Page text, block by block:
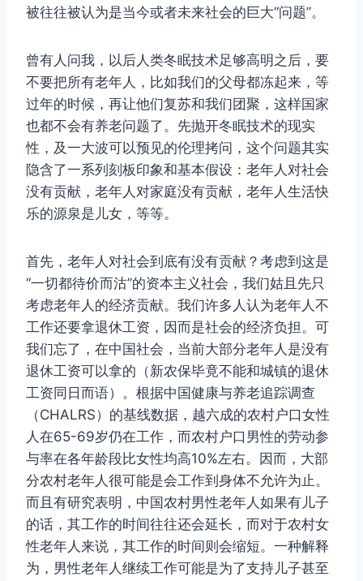
被往往被认为是当今或者未来社会的巨大“问题”。
曾有人问我，以后人类冬眠技术足够高明之后，要
不要把所有老年人，比如我们的父母都冻起来，等
过年的时候，再让他们复苏和我们团聚，这样国家
也都不会有养老问题了。先抛开冬眠技术的现实
性，及一大波可以预见的伦理拷问，这个问题其实
隐含了一系列刻板印象和基本假设：老年人对社会
没有贡献，老年人对家庭没有贡献，老年人生活快
乐的源泉是儿女，等等。
首先，老年人对社会到底有没有贡献？考虑到这是
“一切都待价而沽”的资本主义社会，我们姑且先只
考虑老年人的经济贡献。我们许多人认为老年人不
工作还要拿退休工资，因而是社会的经济负担。可
我们忘了，在中国社会，当前大部分老年人是没有
退休工资可以拿的（新农保毕竟不能和城镇的退休
工资同日而语）。根据中国健康与养老追踪调查
（CHALRS）的基线数据，越六成的农村户口女性
人在65-69岁仍在工作，而农村户口男性的劳动参
与率在各年龄段比女性均高10%左右。因而，大部
分农村老年人很可能是会工作到身体不允许为止。
而且有研究表明，中国农村男性老年人如果有儿子
的话，其工作的时间往往还会延长，而对于农村女
性老年人来说，其工作的时间则会缩短。一种解释
为，男性老年人继续工作可能是为了支持儿子甚至